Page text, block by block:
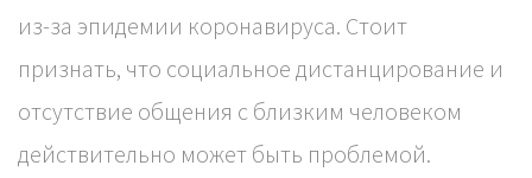
из-за эпидемии коронавируса. Стоит
признать, что социальное дистанцирование и
отсутствие общения с близким человеком
действительно может быть проблемой.